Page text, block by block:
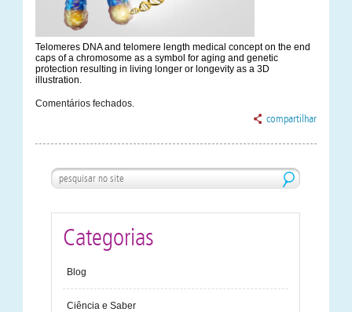
Telomeres DNA and telomere length medical concept on the end
caps of a chromosome as a symbol for aging and genetic
protection resulting in living longer or longevity as a 3D
illustration.
Comentários fechados.
compartilhar
Categorias
Blog
Ciência e Saber